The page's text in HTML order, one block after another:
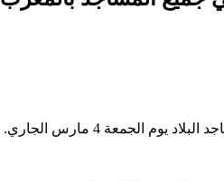
الجمعة 4 مارس الجاري.